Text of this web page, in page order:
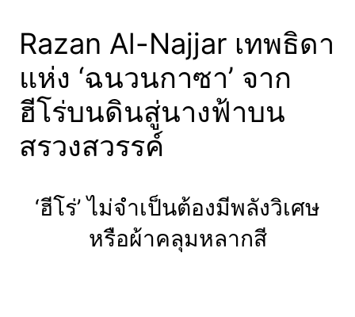
Razan Al-Najjar เทพธิดา
แห่ง ‘ฉนวนกาซา’ จาก
ฮีโร่บนดินสู่นางฟ้าบน
สรวงสวรรค์
‘ฮีโร่’ ไม่จำเป็นต้องมีพลังวิเศษ
หรือผ้าคลุมหลากสี